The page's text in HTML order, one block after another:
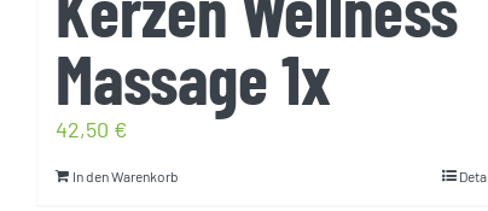
Massage 1x
42,50 €
In den Warenkorb